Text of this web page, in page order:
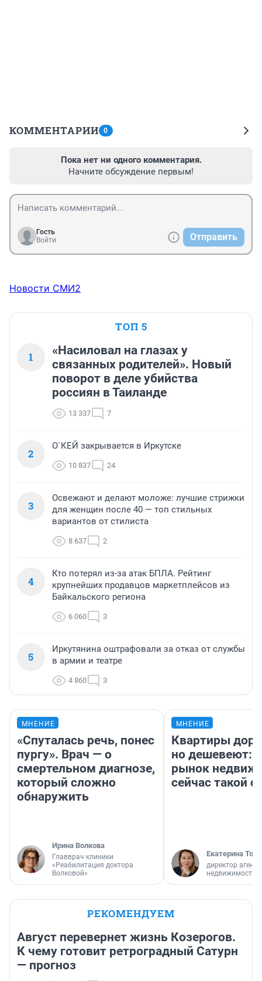
КОММЕНТАРИИ 0
Пока нет ни одного комментария.
Начните обсуждение первым!
Гость
Войти
Отправить
Новости СМИ2
ТОП 5
1
«Насиловал на глазах у
связанных родителей». Новый
поворот в деле убийства
россиян в Таиланде
13 337 7
2
О`КЕЙ закрывается в Иркутске
10 837 24
3
Освежают и делают моложе: лучшие стрижки
для женщин после 40 — топ стильных
вариантов от стилиста
8 637 2
4
Кто потерял из-за атак БПЛА. Рейтинг
крупнейших продавцов маркетплейсов из
Байкальского региона
6 060 3
5
Иркутянина оштрафовали за отказ от службы
в армии и театре
4 860 3
МНЕНИЕ
«Спуталась речь, понес
пургу». Врач — о
смертельном диагнозе,
который сложно
обнаружить
Ирина Волкова
Главврач клиники
«Реабилитация доктора
Волковой»
МНЕНИЕ
Квартиры
но дешевеют:
рынок
сейчас такой
Екатерина
директор
недвижимости
РЕКОМЕНДУЕМ
Август перевернет жизнь Козерогов.
К чему готовит ретроградный Сатурн
— прогноз